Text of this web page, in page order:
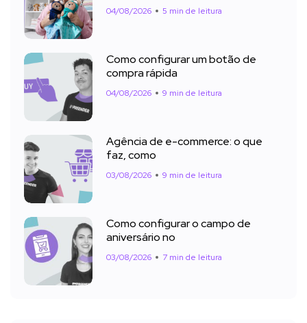
04/08/2026 5 min de leitura
Como configurar um botão de
compra rápida
04/08/2026 9 min de leitura
Agência de e-commerce: o que
faz, como
03/08/2026 9 min de leitura
Como configurar o campo de
aniversário no
03/08/2026 7 min de leitura